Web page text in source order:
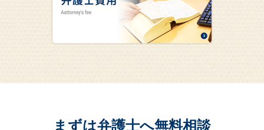
まずは弁護士へ無料相談